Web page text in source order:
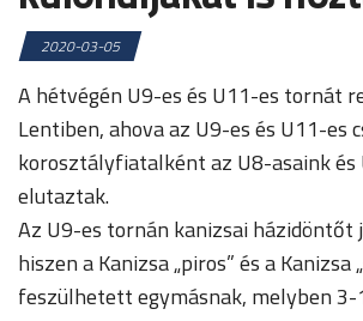
2020-03-05
A hétvégén U9-es és U11-es tornát
Lentiben, ahova az U9-es és U11-es
korosztályfiatalként az U8-asaink és
elutaztak.
Az U9-es tornán kanizsai házidöntőt
hiszen a Kanizsa „piros” és a Kanizsa
feszülhetett egymásnak, melyben 3-